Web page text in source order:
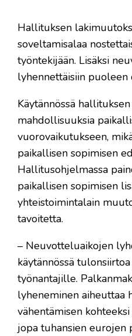
Hallituksen
soveltamisalaa
työntekijään. Lisäksi
lyhennettäisiin puoleen
Käytännössä
mahdollisuuksia
vuorovaikutukseen,
paikallisen sopimisen
Hallitusohjelmassa
paikallisen sopimisen
yhteistoimintalain
tavoitetta.
– Neuvotteluaikojen
käytännössä
työnantajille.
lyheneminen aiheuttaa
vähentämisen
jopa tuhansien eurojen